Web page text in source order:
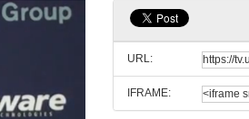
URL:
IFRAME: